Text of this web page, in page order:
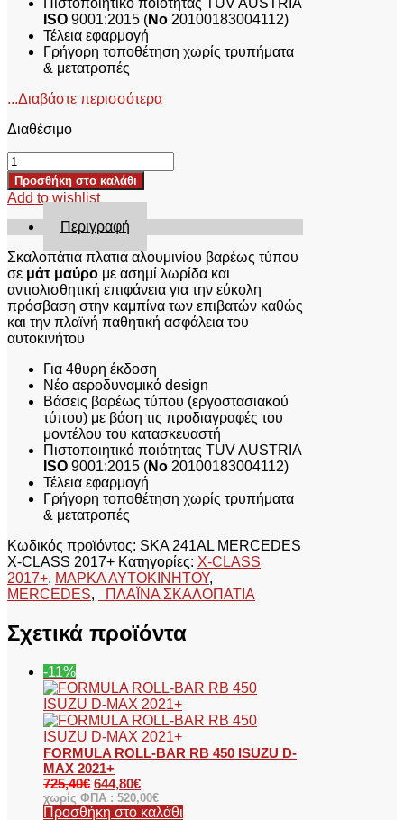
Πιστοποιητικό ποιότητας TUV AUSTRIA
ISO 9001:2015 (No 20100183004112)
Τέλεια εφαρμογή
Γρήγορη τοποθέτηση χωρίς τρυπήματα
& μετατροπές
...Διαβάστε περισσότερα
Διαθέσιμο
ΣΚΑΛΟΠΑΤΙΑ
SKA
241AL
MERCEDES
X-
CLASS
2017+
ποσότητα
Προσθήκη στο καλάθι
Add to wishlist
Περιγραφή
Σκαλοπάτια πλατιά αλουμινίου βαρέως τύπου
σε μάτ μαύρο με ασημί λωρίδα και
αντιολισθητική επιφάνεια για την εύκολη
πρόσβαση στην καμπίνα των επιβατών καθώς
και την πλαϊνή παθητική ασφάλεια του
αυτοκινήτου
Για 4θυρη έκδοση
Νέο αεροδυναμικό design
Βάσεις βαρέως τύπου (εργοστασιακού
τύπου) με βάση τις προδιαγραφές του
μοντέλου του κατασκευαστή
Πιστοποιητικό ποιότητας TUV AUSTRIA
ISO 9001:2015 (No 20100183004112)
Τέλεια εφαρμογή
Γρήγορη τοποθέτηση χωρίς τρυπήματα
& μετατροπές
Κωδικός προϊόντος: SKA 241AL MERCEDES
X-CLASS 2017+ Κατηγορίες: X-CLASS
2017+, ΜΑΡΚΑ ΑΥΤΟΚΙΝΗΤΟΥ,
MERCEDES, ΠΛΑΪΝΑ ΣΚΑΛΟΠΑΤΙΑ
Σχετικά προϊόντα
-11%
FORMULA ROLL-BAR RB 450 ISUZU D-
MAX 2021+
725,40€ 644,80€
χωρίς ΦΠΑ : 520,00€
Προσθήκη στο καλάθι